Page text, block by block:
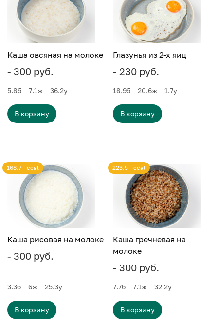
Каша овсяная на молоке
- 300 руб.
5.8б 7.1ж 36.2у
В корзину
Глазунья из 2-х яиц
- 230 руб.
18.9б 20.6ж 1.7у
В корзину
Каша рисовая на молоке
- 300 руб.
168.7 - ccal
3.3б 6ж 25.3у
В корзину
Каша гречневая на
молоке
- 300 руб.
223.5 - ccal
7.7б 7.1ж 32.2у
В корзину